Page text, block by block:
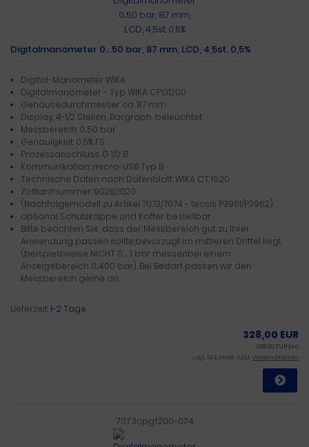
Digitalmanometer 0...50 bar, 87 mm, LCD, 4,5st. 0,5%
Digital-Manometer WIKA
Digitalmanometer - Typ WIKA CPG1200
Gehäusedurchmesser ca. 87 mm
Display: 4-1/2 Stellen, Bargraph, beleuchtet
Messbereich: 0...50 bar
Genauigkeit: 0,5% FS
Prozessanschluss: G 1/2 B
Kommunikation: micro-USB Typ B
Technische Daten nach Datenblatt: WIKA CT 10.20
Zolltarifnummer: 90262020
(Nachfolgemodell zu Artikel 7073/7074 - tecsis P3961/P3962)
optional Schutzkappe und Koffer bestellbar
Bitte beachten Sie, dass der Messbereich gut zu Ihrer
Anwendung passen sollte,bevorzugt im mittleren Drittel liegt
(beispielsweise NICHT 0 … 1 bar messenbei einem
Anzeigebereich 0...400 bar). Bei Bedarf passen wir den
Messbereich gerne an.
Lieferzeit:1-2 Tage
328,00 EUR
328,00 EUR pro
zzgl. 19 % MwSt. zzgl.Versandkosten
7073cpg1200-074